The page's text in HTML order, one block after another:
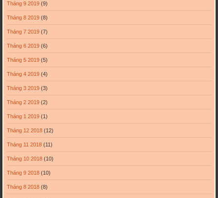
Tháng 9 2019(9)
Tháng 8 2019(8)
Tháng 7 2019(7)
Tháng 6 2019(6)
Tháng 5 2019(5)
Tháng 4 2019(4)
Tháng 3 2019(3)
Tháng 2 2019(2)
Tháng 1 2019(1)
Tháng 12 2018(12)
Tháng 11 2018(11)
Tháng 10 2018(10)
Tháng 9 2018(10)
Tháng 8 2018(8)